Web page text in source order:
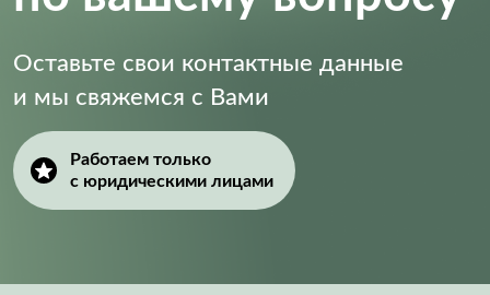
Оставьте свои контактные данные
и мы свяжемся с Вами
Работаем только
с юридическими лицами